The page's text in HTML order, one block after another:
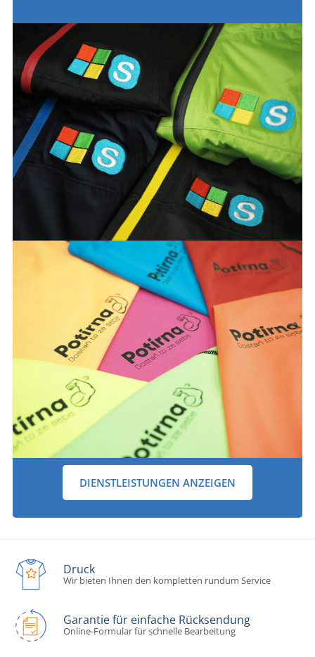
DIENSTLEISTUNGEN ANZEIGEN
Druck
Wir bieten Ihnen den kompletten rundum Service
Garantie für einfache Rücksendung
Online-Formular für schnelle Bearbeitung